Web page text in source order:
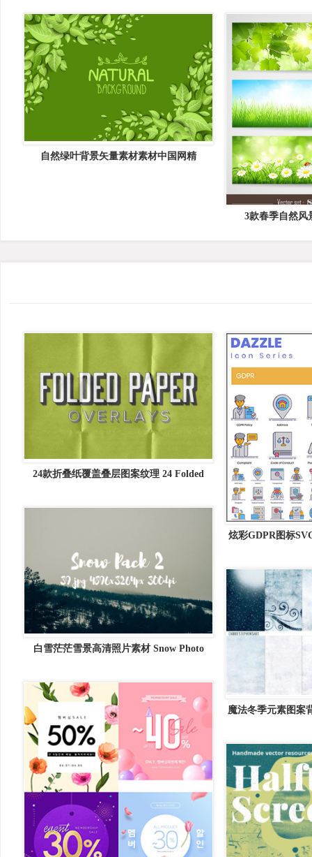
自然绿叶背景矢量素材素材中国网精
3款春季自然风
24款折叠纸覆盖叠层图案纹理 24 Folded
炫彩GDPR图标
白雪茫茫雪景高清照片素材 Snow Photo
魔法冬季元素图案